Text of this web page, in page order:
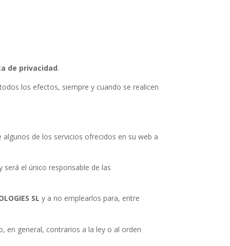
de privacidad.
los efectos, siempre y cuando se realicen
de los servicios ofrecidos en su web a
será el único responsable de las
SL y a no emplearlos para, entre
en general, contrarios a la ley o al orden